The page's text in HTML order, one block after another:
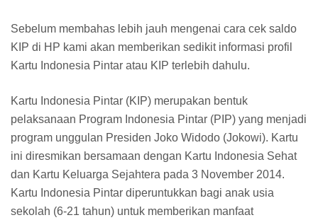
Sebelum membahas lebih jauh mengenai cara cek saldo
KIP di HP kami akan memberikan sedikit informasi profil
Kartu Indonesia Pintar atau KIP terlebih dahulu.
Kartu Indonesia Pintar (KIP) merupakan bentuk
pelaksanaan Program Indonesia Pintar (PIP) yang menjadi
program unggulan Presiden Joko Widodo (Jokowi). Kartu
ini diresmikan bersamaan dengan Kartu Indonesia Sehat
dan Kartu Keluarga Sejahtera pada 3 November 2014.
Kartu Indonesia Pintar diperuntukkan bagi anak usia
sekolah (6-21 tahun) untuk memberikan manfaat